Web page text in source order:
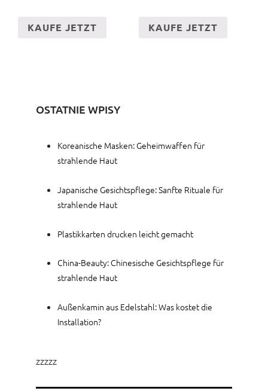
KAUFE JETZT KAUFE JETZT
OSTATNIE WPISY
Koreanische Masken: Geheimwaffen für
strahlende Haut
Japanische Gesichtspflege: Sanfte Rituale für
strahlende Haut
Plastikkarten drucken leicht gemacht
China-Beauty: Chinesische Gesichtspflege für
strahlende Haut
Außenkamin aus Edelstahl: Was kostet die
Installation?
zzzzz